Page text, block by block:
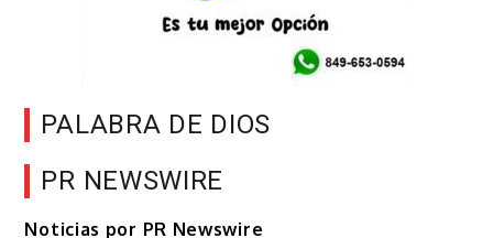
PALABRA DE DIOS
PR NEWSWIRE
Noticias por PR Newswire